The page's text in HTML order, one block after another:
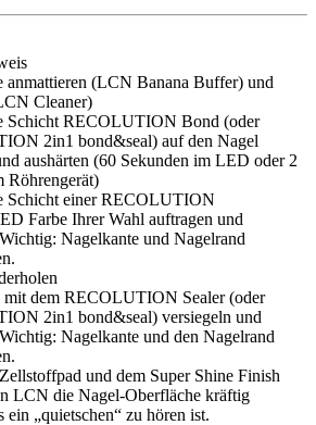
anmattieren (LCN Banana Buffer) und
Cleaner)
Schicht RECOLUTION Bond (oder
2in1 bond&seal) auf den Nagel
aushärten (60 Sekunden im LED oder 2
Röhrengerät)
Schicht einer RECOLUTION
Farbe Ihrer Wahl auftragen und
Nagelkante und Nagelrand
mit dem RECOLUTION Sealer (oder
2in1 bond&seal) versiegeln und
Nagelkante und den Nagelrand
und dem Super Shine Finish
LCN die Nagel-Oberfläche kräftig
ein „quietschen“ zu hören ist.